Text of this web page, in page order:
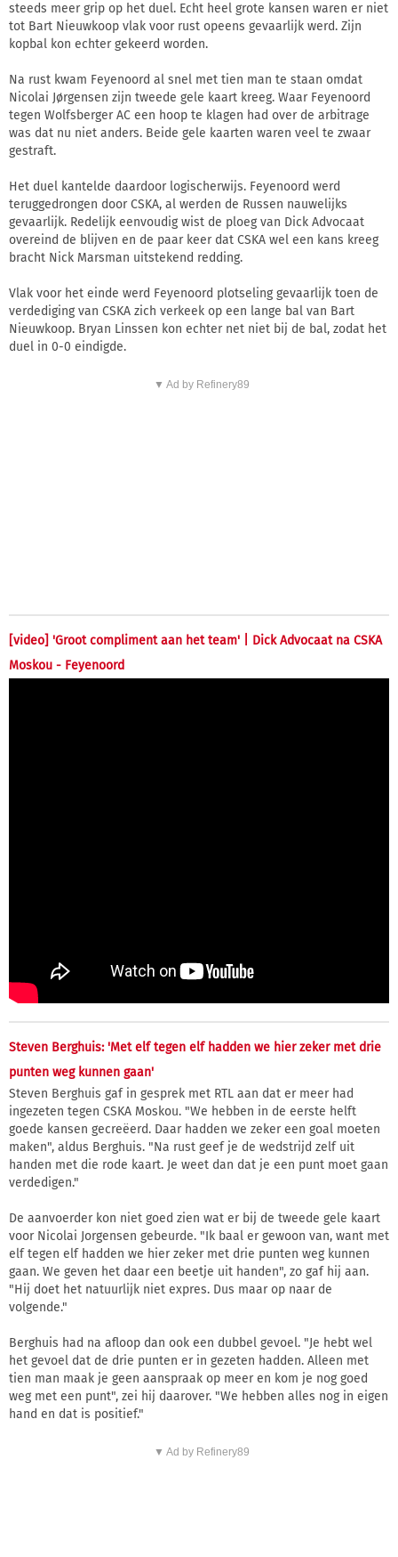
steeds meer grip op het duel. Echt heel grote kansen waren er niet
tot Bart Nieuwkoop vlak voor rust opeens gevaarlijk werd. Zijn
kopbal kon echter gekeerd worden.
Na rust kwam Feyenoord al snel met tien man te staan omdat
Nicolai Jørgensen zijn tweede gele kaart kreeg. Waar Feyenoord
tegen Wolfsberger AC een hoop te klagen had over de arbitrage
was dat nu niet anders. Beide gele kaarten waren veel te zwaar
gestraft.
Het duel kantelde daardoor logischerwijs. Feyenoord werd
teruggedrongen door CSKA, al werden de Russen nauwelijks
gevaarlijk. Redelijk eenvoudig wist de ploeg van Dick Advocaat
overeind de blijven en de paar keer dat CSKA wel een kans kreeg
bracht Nick Marsman uitstekend redding.
Vlak voor het einde werd Feyenoord plotseling gevaarlijk toen de
verdediging van CSKA zich verkeek op een lange bal van Bart
Nieuwkoop. Bryan Linssen kon echter net niet bij de bal, zodat het
duel in 0-0 eindigde.
▼ Ad by Refinery89
[video] 'Groot compliment aan het team' | Dick Advocaat na CSKA
Moskou - Feyenoord
Steven Berghuis: 'Met elf tegen elf hadden we hier zeker met drie
punten weg kunnen gaan'
Steven Berghuis gaf in gesprek met RTL aan dat er meer had
ingezeten tegen CSKA Moskou. "We hebben in de eerste helft
goede kansen gecreëerd. Daar hadden we zeker een goal moeten
maken", aldus Berghuis. "Na rust geef je de wedstrijd zelf uit
handen met die rode kaart. Je weet dan dat je een punt moet gaan
verdedigen."
De aanvoerder kon niet goed zien wat er bij de tweede gele kaart
voor Nicolai Jorgensen gebeurde. "Ik baal er gewoon van, want met
elf tegen elf hadden we hier zeker met drie punten weg kunnen
gaan. We geven het daar een beetje uit handen", zo gaf hij aan.
"Hij doet het natuurlijk niet expres. Dus maar op naar de
volgende."
Berghuis had na afloop dan ook een dubbel gevoel. "Je hebt wel
het gevoel dat de drie punten er in gezeten hadden. Alleen met
tien man maak je geen aanspraak op meer en kom je nog goed
weg met een punt", zei hij daarover. "We hebben alles nog in eigen
hand en dat is positief."
▼ Ad by Refinery89